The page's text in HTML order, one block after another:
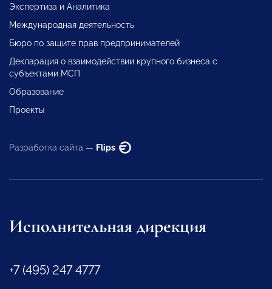
Экспертиза и Аналитика
Международная деятельность
Бюро по защите прав предпринимателей
Декларация о взаимодействии крупного бизнеса с
субъектами МСП
Образование
Проекты
Разработка сайта — Flips
Исполнительная дирекция
+7 (495) 247 4777